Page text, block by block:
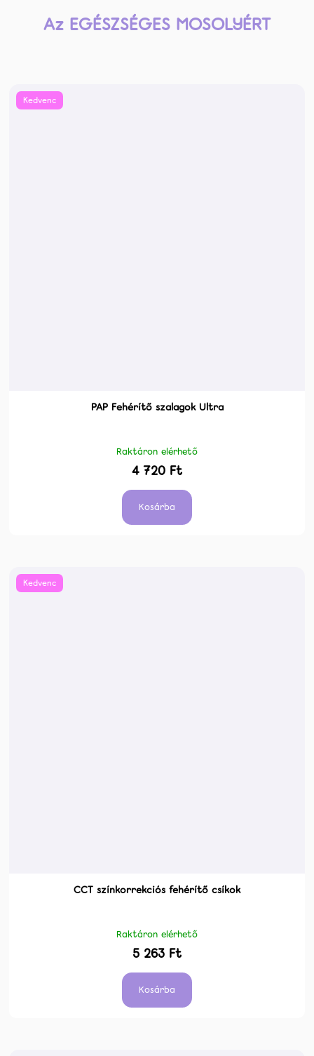
Az EGÉSZSÉGES MOSOLYÉRT
Kedvenc
PAP Fehérítő szalagok Ultra
Raktáron elérhető
4 720 Ft
Kosárba
Kedvenc
CCT színkorrekciós fehérítő csíkok
Raktáron elérhető
5 263 Ft
Kosárba